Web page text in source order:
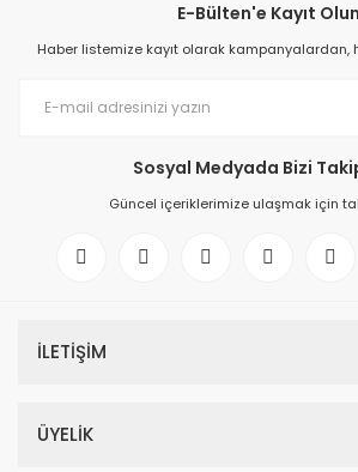
E-Bülten'e Kayıt Olun
Haber listemize kayıt olarak kampanyalardan,
Sosyal Medyada Bizi
Güncel içeriklerimize ulaşmak için
İLETİŞİM
ÜYELİK